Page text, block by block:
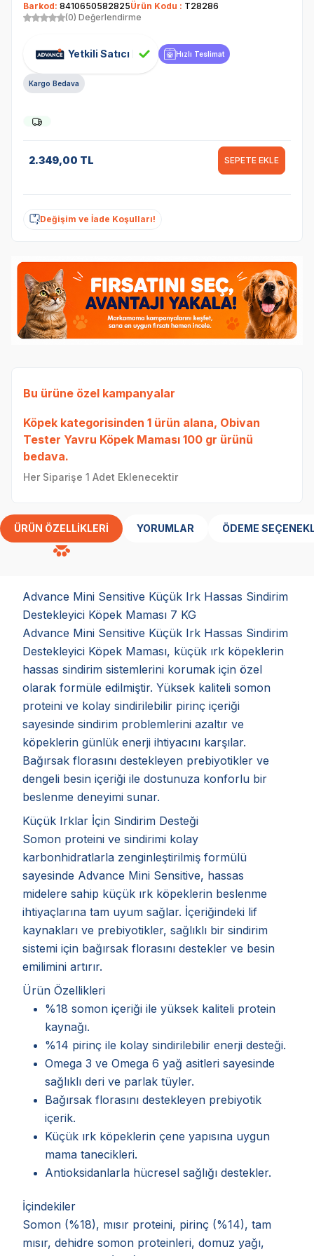
Barkod: 8410650582825Ürün Kodu : T28286
(0) Değerlendirme
Yetkili Satıcı Hızlı Teslimat
Kargo Bedava
2.349,00 TL SEPETE EKLE
Değişim ve İade Koşulları!
Bu ürüne özel kampanyalar
Köpek kategorisinden 1 ürün alana, Obivan
Tester Yavru Köpek Maması 100 gr ürünü
bedava.
Her Siparişe 1 Adet Eklenecektir
ÜRÜN ÖZELLIKLERI YORUMLAR ÖDEME
Advance Mini Sensitive Küçük Irk Hassas Sindirim
Destekleyici Köpek Maması 7 KG
Advance Mini Sensitive Küçük Irk Hassas Sindirim
Destekleyici Köpek Maması, küçük ırk köpeklerin
hassas sindirim sistemlerini korumak için özel
olarak formüle edilmiştir. Yüksek kaliteli somon
proteini ve kolay sindirilebilir pirinç içeriği
sayesinde sindirim problemlerini azaltır ve
köpeklerin günlük enerji ihtiyacını karşılar.
Bağırsak florasını destekleyen prebiyotikler ve
dengeli besin içeriği ile dostunuza konforlu bir
beslenme deneyimi sunar.
Küçük Irklar İçin Sindirim Desteği
Somon proteini ve sindirimi kolay
karbonhidratlarla zenginleştirilmiş formülü
sayesinde Advance Mini Sensitive, hassas
midelere sahip küçük ırk köpeklerin beslenme
ihtiyaçlarına tam uyum sağlar. İçeriğindeki lif
kaynakları ve prebiyotikler, sağlıklı bir sindirim
sistemi için bağırsak florasını destekler ve besin
emilimini artırır.
Ürün Özellikleri
%18 somon içeriği ile yüksek kaliteli protein
kaynağı.
%14 pirinç ile kolay sindirilebilir enerji desteği.
Omega 3 ve Omega 6 yağ asitleri sayesinde
sağlıklı deri ve parlak tüyler.
Bağırsak florasını destekleyen prebiyotik
içerik.
Küçük ırk köpeklerin çene yapısına uygun
mama tanecikleri.
Antioksidanlarla hücresel sağlığı destekler.
İçindekiler
Somon (%18), mısır proteini, pirinç (%14), tam
mısır, dehidre somon proteinleri, domuz yağı,